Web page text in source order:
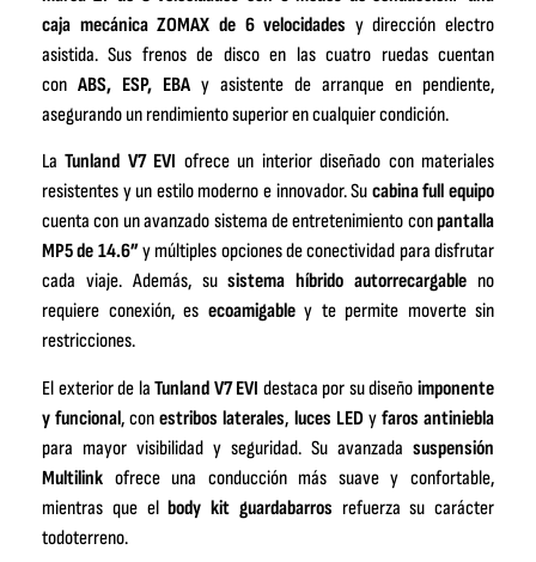
caja mecánica ZOMAX de 6 velocidades y dirección electro
asistida. Sus frenos de disco en las cuatro ruedas cuentan
con ABS, ESP, EBA y asistente de arranque en pendiente,
asegurando un rendimiento superior en cualquier condición.
LaTunland V7 EVI ofrece un interior diseñado con materiales
resistentes y un estilo moderno e innovador. Su cabina full equipo
cuenta con un avanzado sistema de entretenimiento conpantalla
MP5 de 14.6”y múltiples opciones de conectividad para disfrutar
cada viaje. Además, susistema híbridoautorrecargable no
requiere conexión, es ecoamigabley te permite moverte sin
restricciones.
El exterior de laTunland V7 EVI destaca por su diseñoimponente
y funcional, conestribos laterales, luces LEDy faros antiniebla
para mayor visibilidad y seguridad. Su avanzada suspensión
Multilink ofrece una conducción más suave y confortable,
mientras que elbody kit guardabarros refuerza su carácter
todoterreno.